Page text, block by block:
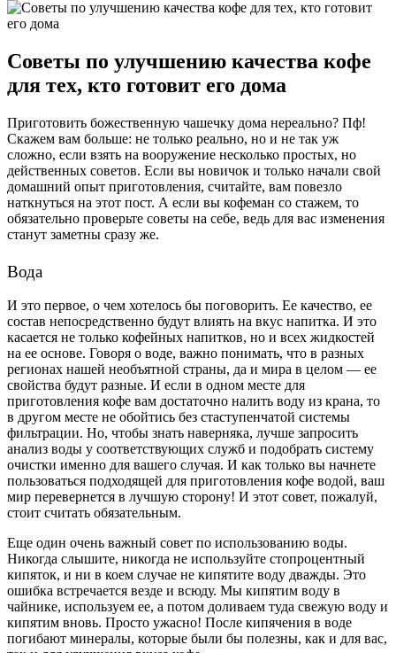
Советы по улучшению качества кофе
для тех, кто готовит его дома
Приготовить божественную чашечку дома нереально? Пф!
Скажем вам больше: не только реально, но и не так уж
сложно, если взять на вооружение несколько простых, но
действенных советов. Если вы новичок и только начали свой
домашний опыт приготовления, считайте, вам повезло
наткнуться на этот пост. А если вы кофеман со стажем, то
обязательно проверьте советы на себе, ведь для вас изменения
станут заметны сразу же.
Вода
И это первое, о чем хотелось бы поговорить. Ее качество, ее
состав непосредственно будут влиять на вкус напитка. И это
касается не только кофейных напитков, но и всех жидкостей
на ее основе. Говоря о воде, важно понимать, что в разных
регионах нашей необъятной страны, да и мира в целом — ее
свойства будут разные. И если в одном месте для
приготовления кофе вам достаточно налить воду из крана, то
в другом месте не обойтись без стаступенчатой системы
фильтрации. Но, чтобы знать наверняка, лучше запросить
анализ воды у соответствующих служб и подобрать систему
очистки именно для вашего случая. И как только вы начнете
пользоваться подходящей для приготовления кофе водой, ваш
мир перевернется в лучшую сторону! И этот совет, пожалуй,
стоит считать обязательным.
Еще один очень важный совет по использованию воды.
Никогда слышите, никогда не используйте стопроцентный
кипяток, и ни в коем случае не кипятите воду дважды. Это
ошибка встречается везде и всюду. Мы кипятим воду в
чайнике, используем ее, а потом доливаем туда свежую воду и
кипятим вновь. Просто ужасно! После кипячения в воде
погибают минералы, которые были бы полезны, как и для вас,